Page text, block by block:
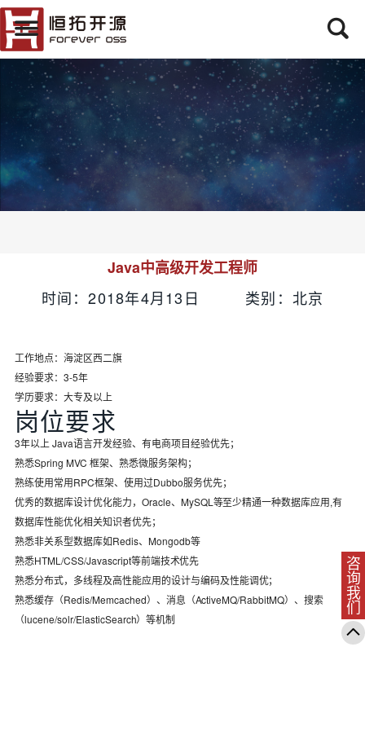
Java中高级开发工程师
时间：2018年4月13日 类别：北京
工作地点：海淀区西二旗
经验要求：3-5年
学历要求：大专及以上
岗位要求
3年以上 Java语言开发经验、有电商项目经验优先；
熟悉Spring MVC 框架、熟悉微服务架构；
熟练使用常用RPC框架、使用过Dubbo服务优先；
优秀的数据库设计优化能力，Oracle、MySQL等至少精通一种数据库应用,有
数据库性能优化相关知识者优先；
熟悉非关系型数据库如Redis、Mongodb等
熟悉HTML/CSS/Javascript等前端技术优先
熟悉分布式，多线程及高性能应用的设计与编码及性能调优；
熟悉缓存（Redis/Memcached）、消息（ActiveMQ/RabbitMQ）、搜索
（lucene/solr/ElasticSearch）等机制
咨询我们